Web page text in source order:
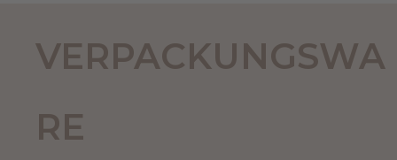
VERPACKUNGSWA
RE